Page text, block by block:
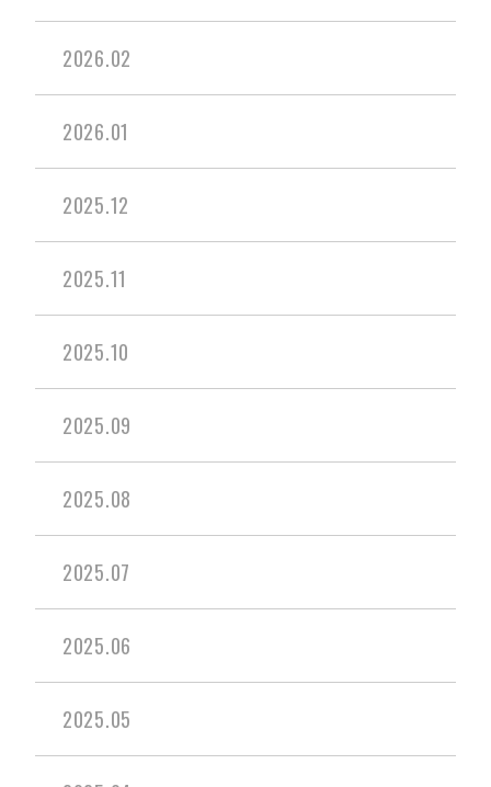
2026.02
2026.01
2025.12
2025.11
2025.10
2025.09
2025.08
2025.07
2025.06
2025.05